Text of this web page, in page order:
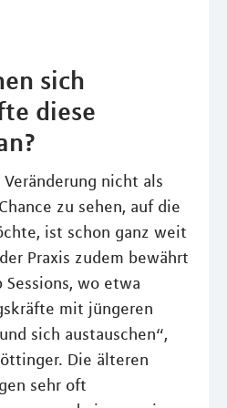
sich
diese
nicht als
zu sehen, auf die
ist schon ganz weit
Praxis zudem bewährt
Sessions, wo etwa
mit jüngeren
sich austauschen“,
Die älteren
sehr oft